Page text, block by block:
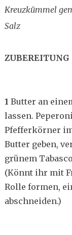
Kreuzkümmel
Salz
ZUBEREITUNG
1 Butter an
lassen.
Pfefferkörner
Butter geben,
grünem
(Könnt ihr mit
Rolle formen,
abschneiden.)